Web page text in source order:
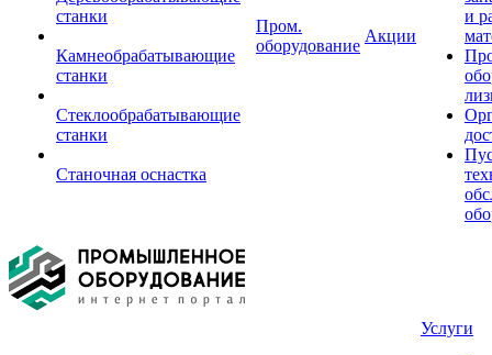
станки
Камнеобрабатывающие
станки
Стеклообрабатывающие
станки
Станочная оснастка
Пром.
оборудование
Акции
и
Услуги